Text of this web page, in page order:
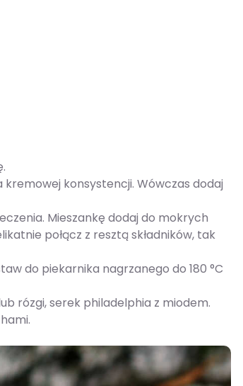
konsystencji. Wówczas dodaj
Mieszankę dodaj do mokrych
połącz z resztą składników, tak
do piekarnika nagrzanego do 180 °C
rózgi, serek philadelphia z miodem.